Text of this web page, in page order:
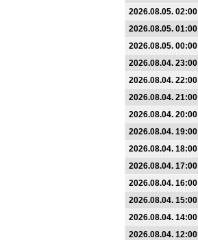
2026.08.05. 02:00
2026.08.05. 01:00
2026.08.05. 00:00
2026.08.04. 23:00
2026.08.04. 22:00
2026.08.04. 21:00
2026.08.04. 20:00
2026.08.04. 19:00
2026.08.04. 18:00
2026.08.04. 17:00
2026.08.04. 16:00
2026.08.04. 15:00
2026.08.04. 14:00
2026.08.04. 12:00